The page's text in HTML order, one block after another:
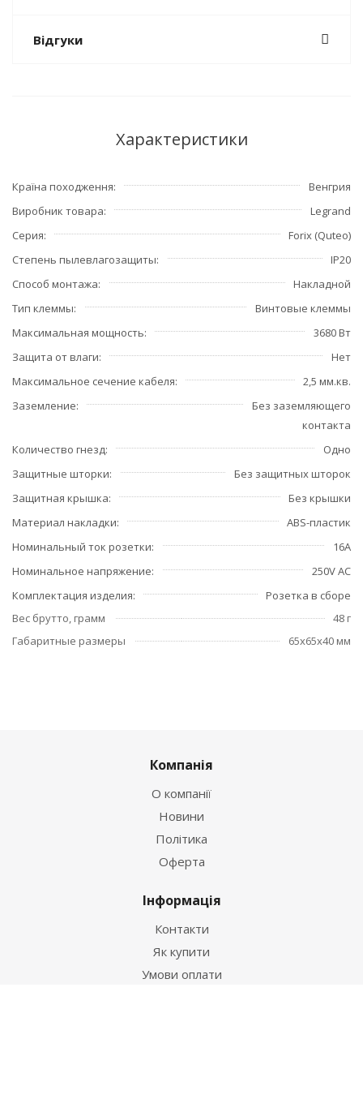
Відгуки
Характеристики
Країна походження
Венгрия
Виробник товара
Legrand
Серия
Forix (Quteo)
Степень пылевлагозащиты
IP20
Способ монтажа
Накладной
Тип клеммы
Винтовые клеммы
Максимальная мощность
3680 Вт
Защита от влаги
Нет
Максимальное сечение кабеля
2,5 мм.кв.
Заземление
Без заземляющего
контакта
Количество гнезд
Одно
Защитные шторки
Без защитных шторок
Защитная крышка
Без крышки
Материал накладки
ABS-пластик
Номинальный ток розетки
16А
Номинальное напряжение
250V AC
Комплектация изделия
Розетка в сборе
Вес брутто, грамм
48 г
Габаритные размеры
65x65x40 мм
Компанія
О компанії
Новини
Політика
Оферта
Інформація
Контакти
Як купити
Умови оплати